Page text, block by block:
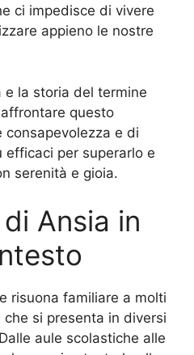
ci impedisce di vivere
appieno le nostre
e la storia del termine
questo
e di
per superarlo e
serenità e gioia.
Ansia in
risuona familiare a molti
che si presenta in diversi
aule scolastiche alle